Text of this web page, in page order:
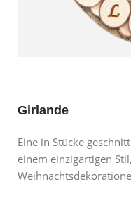
Girlande
Eine in Stücke
einem einzigartigen